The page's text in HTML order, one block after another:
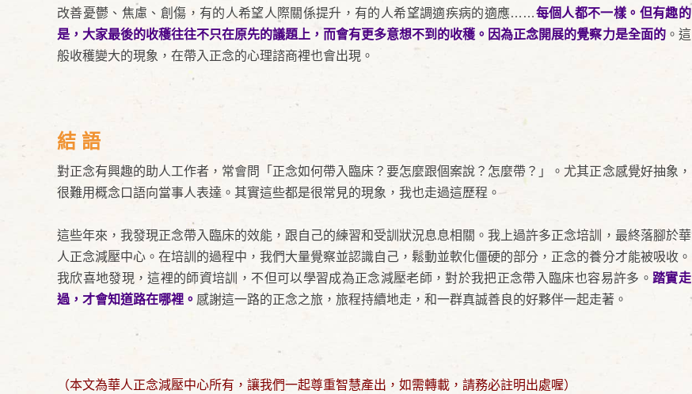
改善憂鬱、焦慮、創傷，有的人希望人際關係提升，有的人希望調適疾病的適應……每個人都不一樣。但有趣的
是，大家最後的收穫往往不只在原先的議題上，而會有更多意想不到的收穫。因為正念開展的覺察力是全面的。這
般收穫變大的現象，在帶入正念的心理諮商裡也會出現。
結 語
對正念有興趣的助人工作者，常會問「正念如何帶入臨床？要怎麼跟個案說？怎麼帶？」。尤其正念感覺好抽象，
很難用概念口語向當事人表達。其實這些都是很常見的現象，我也走過這歷程。
這些年來，我發現正念帶入臨床的效能，跟自己的練習和受訓狀況息息相關。我上過許多正念培訓，最終落腳於華
人正念減壓中心。在培訓的過程中，我們大量覺察並認識自己，鬆動並軟化僵硬的部分，正念的養分才能被吸收。
我欣喜地發現，這裡的師資培訓，不但可以學習成為正念減壓老師，對於我把正念帶入臨床也容易許多。 踏實走
過，才會知道路在哪裡。 感謝這一路的正念之旅，旅程持續地走，和一群真誠善良的好夥伴一起走著。
（本文為華人正念減壓中心所有，讓我們一起尊重智慧產出，如需轉載，請務必註明出處喔）